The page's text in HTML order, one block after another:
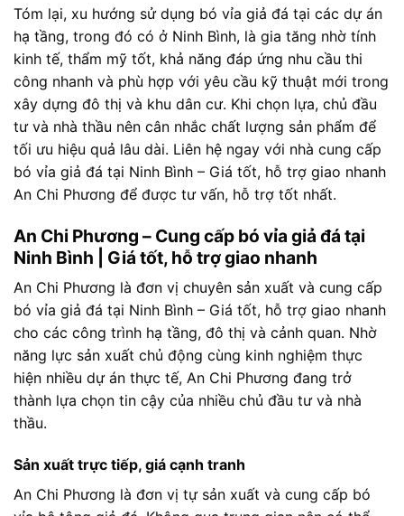
Tóm lại, xu hướng sử dụng bó vỉa giả đá tại các dự án
hạ tầng, trong đó có ở Ninh Bình, là gia tăng nhờ tính
kinh tế, thẩm mỹ tốt, khả năng đáp ứng nhu cầu thi
công nhanh và phù hợp với yêu cầu kỹ thuật mới trong
xây dựng đô thị và khu dân cư. Khi chọn lựa, chủ đầu
tư và nhà thầu nên cân nhắc chất lượng sản phẩm để
tối ưu hiệu quả lâu dài. Liên hệ ngay với nhà cung cấp
bó vỉa giả đá tại Ninh Bình – Giá tốt, hỗ trợ giao nhanh
An Chi Phương để được tư vấn, hỗ trợ tốt nhất.
An Chi Phương – Cung cấp bó vỉa giả đá tại
Ninh Bình | Giá tốt, hỗ trợ giao nhanh
An Chi Phương là đơn vị chuyên sản xuất và cung cấp
bó vỉa giả đá tại Ninh Bình – Giá tốt, hỗ trợ giao nhanh
cho các công trình hạ tầng, đô thị và cảnh quan. Nhờ
năng lực sản xuất chủ động cùng kinh nghiệm thực
hiện nhiều dự án thực tế, An Chi Phương đang trở
thành lựa chọn tin cậy của nhiều chủ đầu tư và nhà
thầu.
Sản xuất trực tiếp, giá cạnh tranh
An Chi Phương là đơn vị tự sản xuất và cung cấp bó